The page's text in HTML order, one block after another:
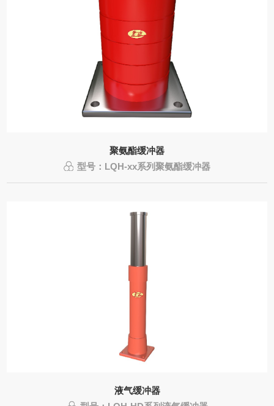
聚氨酯缓冲器
型号：LQH-xx系列聚氨酯缓冲器
液气缓冲器